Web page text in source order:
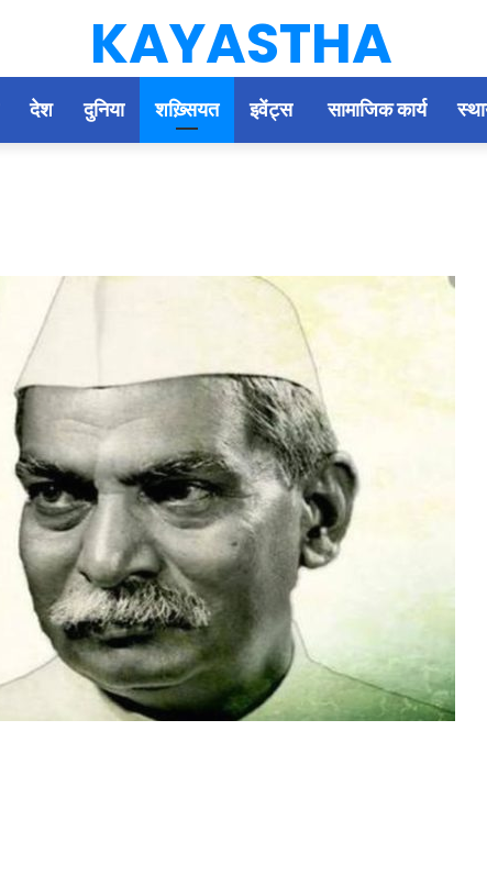
KAYASTHA
देश दुनिया शख़्सियत इवेंट्स सामाजिक कार्य